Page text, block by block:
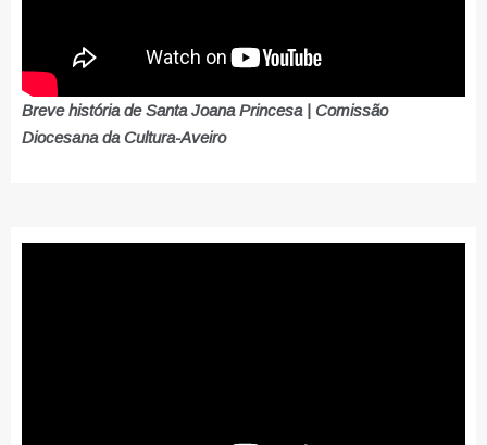
Breve história de Santa Joana Princesa | Comissão
Diocesana da Cultura-Aveiro